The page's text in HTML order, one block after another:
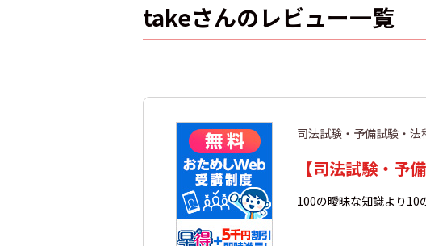
takeさんのレビュー一覧
司法試験・予備試験・法
【司法試験・予
100の曖昧な知識より10